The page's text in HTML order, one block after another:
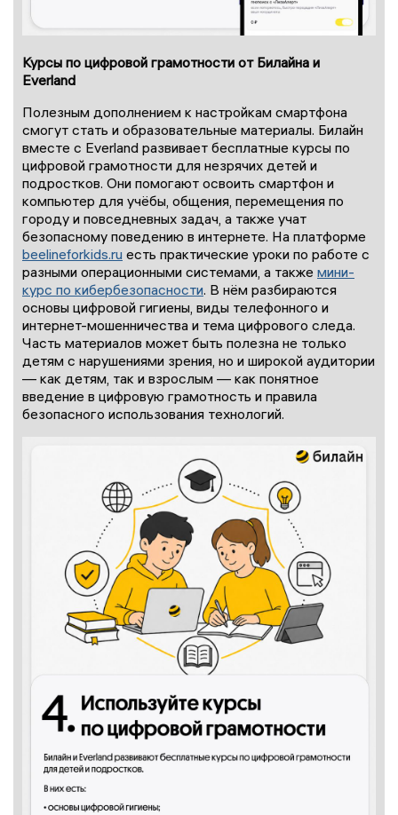
Курсы по цифровой грамотности от Билайна и
Everland
Полезным дополнением к настройкам смартфона
смогут стать и образовательные материалы. Билайн
вместе с Everland развивает бесплатные курсы по
цифровой грамотности для незрячих детей и
подростков. Они помогают освоить смартфон и
компьютер для учёбы, общения, перемещения по
городу и повседневных задач, а также учат
безопасному поведению в интернете. На платформе
beelineforkids.ru есть практические уроки по работе с
разными операционными системами, а также мини-
курс по кибербезопасности. В нём разбираются
основы цифровой гигиены, виды телефонного и
интернет-мошенничества и тема цифрового следа.
Часть материалов может быть полезна не только
детям с нарушениями зрения, но и широкой аудитории
— как детям, так и взрослым — как понятное
введение в цифровую грамотность и правила
безопасного использования технологий.